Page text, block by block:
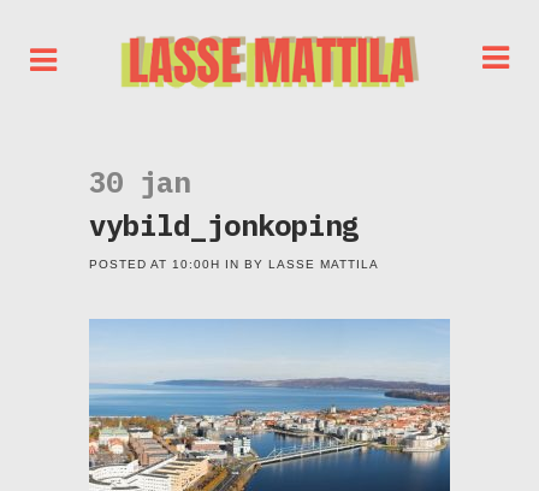
30 jan
vybild_jonkoping
POSTED AT 10:00H IN BY LASSE MATTILA